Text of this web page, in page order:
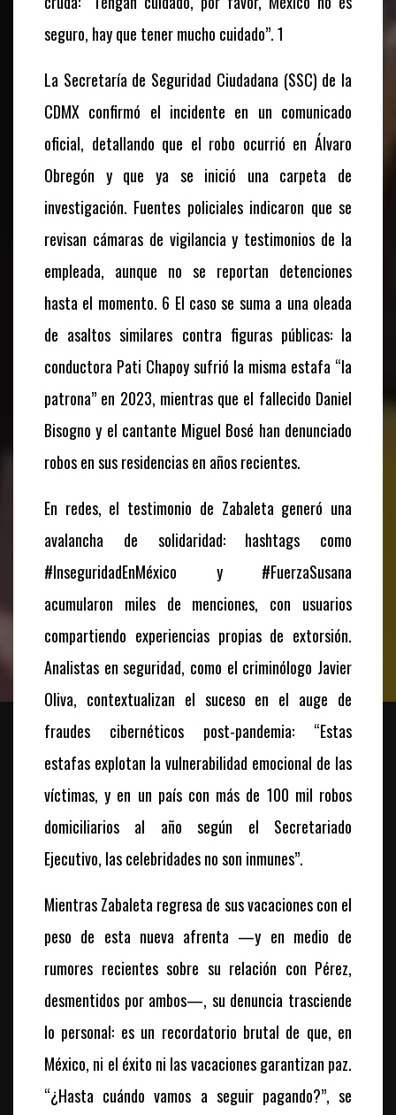
seguro, hay que tener mucho cuidado”. 1
La Secretaría de Seguridad Ciudadana (SSC) de la
CDMX confirmó el incidente en un comunicado
oficial, detallando que el robo ocurrió en Álvaro
Obregón y que ya se inició una carpeta de
investigación. Fuentes policiales indicaron que se
revisan cámaras de vigilancia y testimonios de la
empleada, aunque no se reportan detenciones
hasta el momento. 6 El caso se suma a una oleada
de asaltos similares contra figuras públicas: la
conductora Pati Chapoy sufrió la misma estafa “la
patrona” en 2023, mientras que el fallecido Daniel
Bisogno y el cantante Miguel Bosé han denunciado
robos en sus residencias en años recientes.
En redes, el testimonio de Zabaleta generó una
avalancha de solidaridad: hashtags como
#InseguridadEnMéxico y #FuerzaSusana
acumularon miles de menciones, con usuarios
compartiendo experiencias propias de extorsión.
Analistas en seguridad, como el criminólogo Javier
Oliva, contextualizan el suceso en el auge de
fraudes cibernéticos post-pandemia: “Estas
estafas explotan la vulnerabilidad emocional de las
víctimas, y en un país con más de 100 mil robos
domiciliarios al año según el Secretariado
Ejecutivo, las celebridades no son inmunes”.
Mientras Zabaleta regresa de sus vacaciones con el
peso de esta nueva afrenta —y en medio de
rumores recientes sobre su relación con Pérez,
desmentidos por ambos—, su denuncia trasciende
lo personal: es un recordatorio brutal de que, en
México, ni el éxito ni las vacaciones garantizan paz.
“¿Hasta cuándo vamos a seguir pagando?”, se